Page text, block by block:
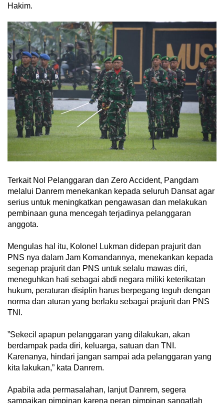
Hakim.
‎Terkait Nol Pelanggaran dan Zero Accident, Pangdam
melalui Danrem menekankan kepada seluruh Dansat agar
serius untuk meningkatkan pengawasan dan melakukan
pembinaan guna mencegah terjadinya pelanggaran
anggota.
‎Mengulas hal itu, Kolonel Lukman didepan prajurit dan
PNS nya dalam Jam Komandannya, menekankan kepada
segenap prajurit dan PNS untuk selalu mawas diri,
meneguhkan hati sebagai abdi negara miliki keterikatan
hukum, peraturan disiplin harus berpegang teguh dengan
norma dan aturan yang berlaku sebagai prajurit dan PNS
TNI.
‎”Sekecil apapun pelanggaran yang dilakukan, akan
berdampak pada diri, keluarga, satuan dan TNI.
Karenanya, hindari jangan sampai ada pelanggaran yang
kita lakukan,” kata Danrem.
‎Apabila ada permasalahan, lanjut Danrem, segera
sampaikan pimpinan karena peran pimpinan sangatlah